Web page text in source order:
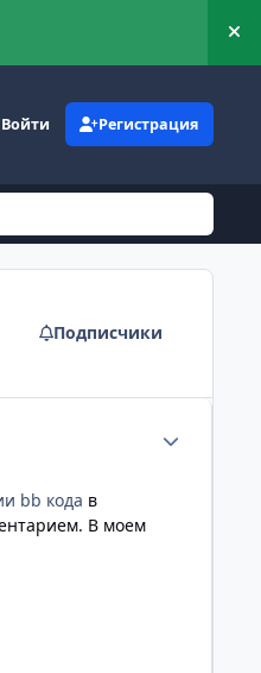
Регистрация
Подписчики
bb кода в
В моем